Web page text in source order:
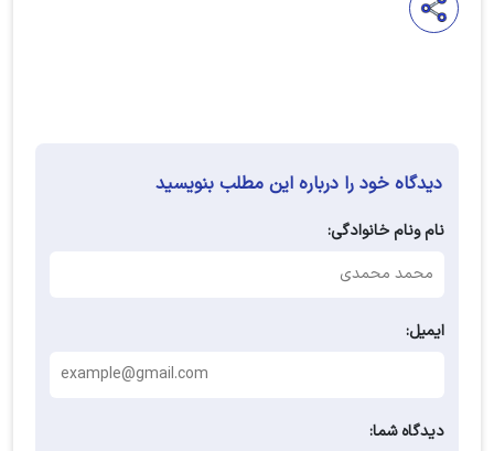
دیدگاه خود را درباره این مطلب بنویسید
نام ونام خانوادگی:
ایمیل:
دیدگاه شما: